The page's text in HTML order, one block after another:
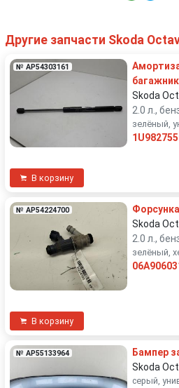
Другие запчасти Skoda
№ AP54303161
Skoda
2.0 л.,
зелёный,
В корзину
№ AP54224700
Skoda
2.0 л.,
зелёный,
В корзину
№ AP55133964
Бампер
Skoda
серый,